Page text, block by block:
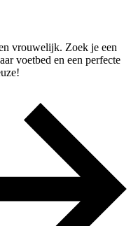
vrouwelijk. Zoek je een
voetbed en een perfecte